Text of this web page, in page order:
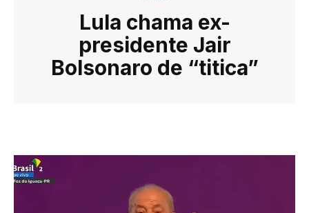
Lula chama ex-
presidente Jair
Bolsonaro de “titica”